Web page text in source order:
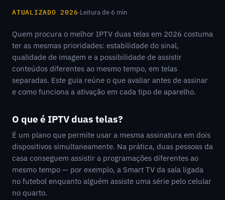
ATUALIZADO 2026·Leitura de 6 min
Quem procura o melhor IPTV duas telas em 2026 costuma
ter as mesmas prioridades: estabilidade do sinal,
qualidade de imagem e a possibilidade de assistir
conteúdos diferentes ao mesmo tempo, em telas
separadas. Este guia reúne o que avaliar antes de assinar
e como funciona a ativação em cada tipo de aparelho.
O que é IPTV duas telas?
É um plano que permite usar a mesma assinatura em dois
dispositivos simultaneamente. Na prática, duas pessoas da
casa conseguem assistir a programações diferentes ao
mesmo tempo — por exemplo, a Smart TV da sala ligada
no futebol enquanto alguém assiste uma série pelo celular
no quarto.